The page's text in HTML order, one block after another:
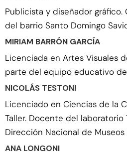
Publicista y diseñador
del barrio Santo Domingo
MIRIAM BARRÓN GARCÍA
Licenciada en Artes Visuales
parte del equipo educativo
NICOLÁS TESTONI
Licenciado en Ciencias de la
Taller. Docente del laboratorio
Dirección Nacional de
ANA LONGONI